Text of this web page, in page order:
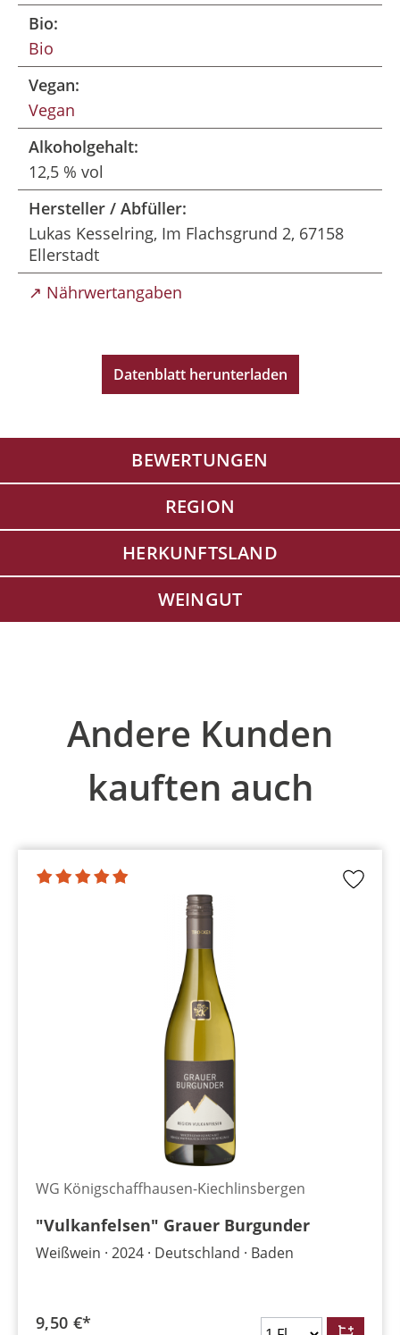
Bio:
Bio
Vegan:
Vegan
Alkoholgehalt:
12,5 % vol
Hersteller / Abfüller:
Lukas Kesselring, Im Flachsgrund 2, 67158
Ellerstadt
↗ Nährwertangaben
Datenblatt herunterladen
BEWERTUNGEN
REGION
HERKUNFTSLAND
WEINGUT
Andere Kunden
kauften auch
WG Königschaffhausen-Kiechlinsbergen
"Vulkanfelsen" Grauer Burgunder
Weißwein 2024 Deutschland Baden
9,50 €*